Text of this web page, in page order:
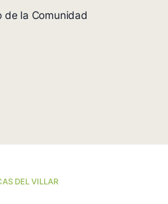
de la Comunidad
DEL VILLAR